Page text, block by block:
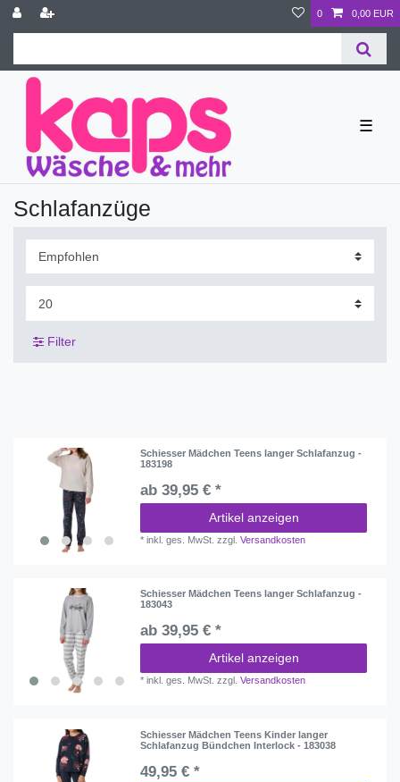
0 0,00 EUR
☰
Schlafanzüge
Filter
Schiesser Mädchen Teens langer Schlafanzug -
183198
ab 39,95 € *
Artikel anzeigen
*inkl. ges. MwSt. zzgl.Versandkosten
Schiesser Mädchen Teens langer Schlafanzug -
183043
ab 39,95 € *
Artikel anzeigen
*inkl. ges. MwSt. zzgl.Versandkosten
Schiesser Mädchen Teens Kinder langer
Schlafanzug Bündchen Interlock - 183038
49,95 € *